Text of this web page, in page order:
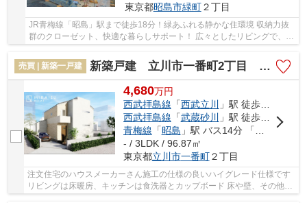
東京都昭島市緑町２丁目
JR青梅線「昭島」駅まで徒歩18分！緑あふれる静かな住環境 収納力抜
群のクローゼット、快適な暮らしサポート！ 広々としたリビングで、心
地よい時間を過ごしませんか？
売買 | 新築一戸建
新築戸建 立川市一番町2丁目 全1棟
4,680万円
西武拝島線 「西武立川 」駅 徒歩15分
西武拝島線 「武蔵砂川 」駅 徒歩18分
青梅線 「昭島 」駅 バス14分 「二の宮台」 停歩12分
- / 3LDK / 96.87㎡
東京都立川市一番町２丁目
注文住宅のハウスメーカーさん施工の仕様の良いハイグレード仕様です
リビングは床暖房、キッチンは食洗器とカップボード 床や壁、その他の
設備なども楽しみですね^^！ ルーフバルコニ...